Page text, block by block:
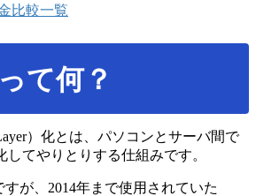
比較一覧
て何？
）化とは、パソコンとサーバ間で
てやりとりする仕組みです。
が、2014年まで使用されていた